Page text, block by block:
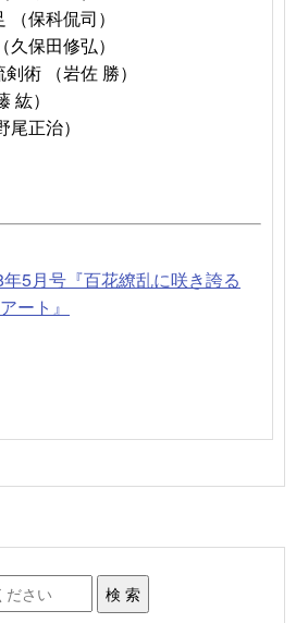
保科侃司）
保田修弘）
術 （岩佐 勝）
紘）
正治）
5月号『百花繚乱に咲き誇る
ート』